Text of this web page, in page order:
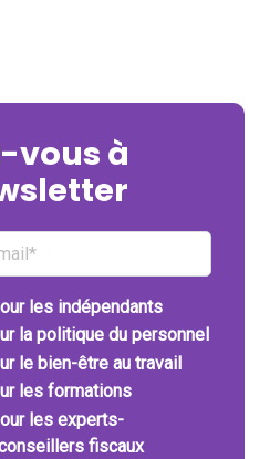
vous à
les indépendants
la politique du personnel
le bien-être au travail
les formations
les experts-
fiscaux